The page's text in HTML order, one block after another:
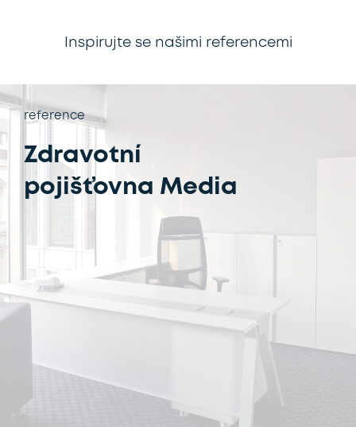
Inspirujte se našimi referencemi
reference
Zdravotní
pojišťovna Media